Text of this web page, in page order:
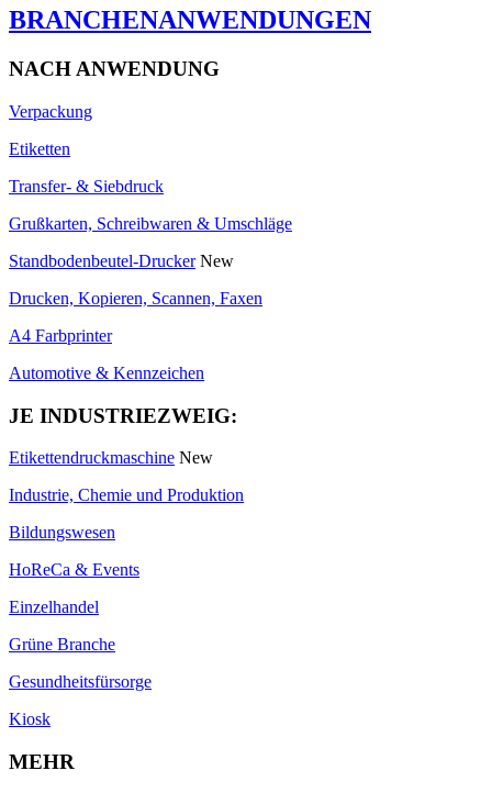
BRANCHENANWENDUNGEN
NACH ANWENDUNG
Verpackung
Etiketten
Transfer- & Siebdruck
Grußkarten, Schreibwaren & Umschläge
Standbodenbeutel-Drucker New
Drucken, Kopieren, Scannen, Faxen
A4 Farbprinter
Automotive & Kennzeichen
JE INDUSTRIEZWEIG:
Etikettendruckmaschine New
Industrie, Chemie und Produktion
Bildungswesen
HoReCa & Events
Einzelhandel
Grüne Branche
Gesundheitsfürsorge
Kiosk
MEHR